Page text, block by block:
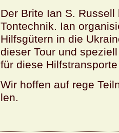
Der Brite Ian S.
Ton­tech­nik. Ian
Hilfs­gü­tern in die
die­ser Tour und
für diese
Wir hof­fen auf rege
len.